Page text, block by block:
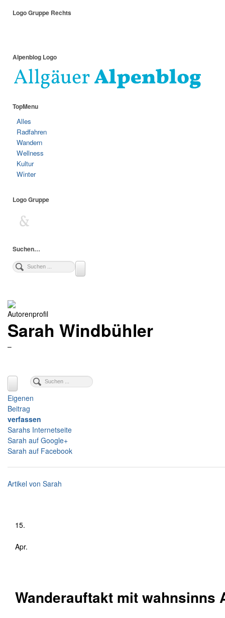
Logo Gruppe Rechts
Alpenblog Logo
TopMenu
Alles
Radfahren
Wandern
Wellness
Kultur
Winter
Logo Gruppe
Suchen…
Autorenprofil
Sarah Windbühler
–
Eigenen
Beitrag
verfassen
Sarahs Internetseite
Sarah auf Google+
Sarah auf Facebook
Artikel von Sarah
15.
Apr.
Wanderauftakt mit wahnsinns